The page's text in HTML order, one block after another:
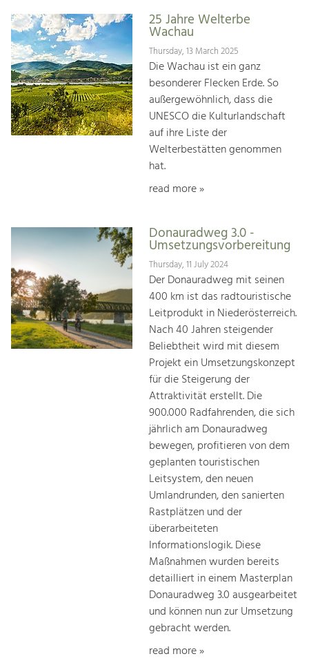
25 Jahre Welterbe
Wachau
Thursday, 13 March 2025
Die Wachau ist ein ganz
besonderer Flecken Erde. So
außergewöhnlich, dass die
UNESCO die Kulturlandschaft
auf ihre Liste der
Welterbestätten genommen
hat.
read more »
Donauradweg 3.0 -
Umsetzungsvorbereitung
Thursday, 11 July 2024
Der Donauradweg mit seinen
400 km ist das radtouristische
Leitprodukt in Niederösterreich.
Nach 40 Jahren steigender
Beliebtheit wird mit diesem
Projekt ein Umsetzungskonzept
für die Steigerung der
Attraktivität erstellt. Die
900.000 Radfahrenden, die sich
jährlich am Donauradweg
bewegen, profitieren von dem
geplanten touristischen
Leitsystem, den neuen
Umlandrunden, den sanierten
Rastplätzen und der
überarbeiteten
Informationslogik. Diese
Maßnahmen wurden bereits
detailliert in einem Masterplan
Donauradweg 3.0 ausgearbeitet
und können nun zur Umsetzung
gebracht werden.
read more »